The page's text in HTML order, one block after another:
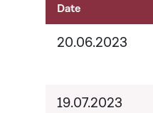
Activités liées au
Date
20.06.2023
19.07.2023